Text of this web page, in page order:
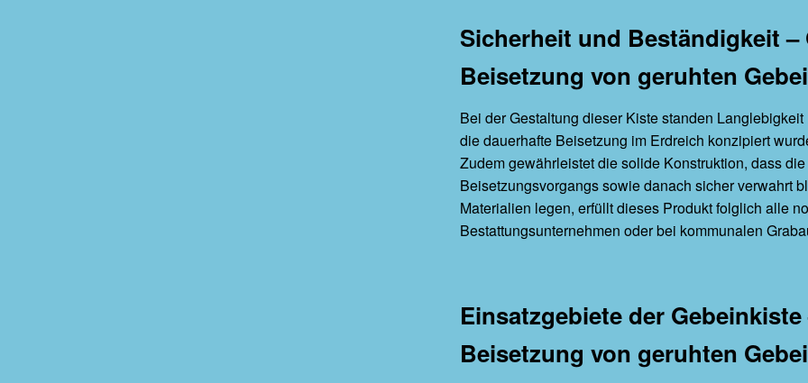
Sicherheit und Beständigkeit –
Beisetzung von geruhten
Bei der Gestaltung dieser Kiste standen
die dauerhafte Beisetzung im Erdreich konzipiert
Zudem gewährleistet die solide Konstruktion, dass
Beisetzungsvorgangs sowie danach sicher verwahrt
Materialien legen, erfüllt dieses Produkt folglich alle
Bestattungsunternehmen oder bei kommunalen
Einsatzgebiete der
Beisetzung von geruhten